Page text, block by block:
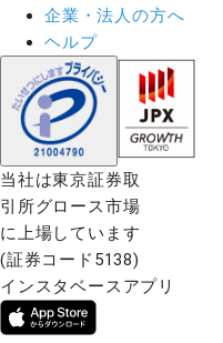
企業・法人の方へ
ヘルプ
当社は東京証券取
引所グロース市場
に上場しています
(証券コード5138)
インスタベースアプリ